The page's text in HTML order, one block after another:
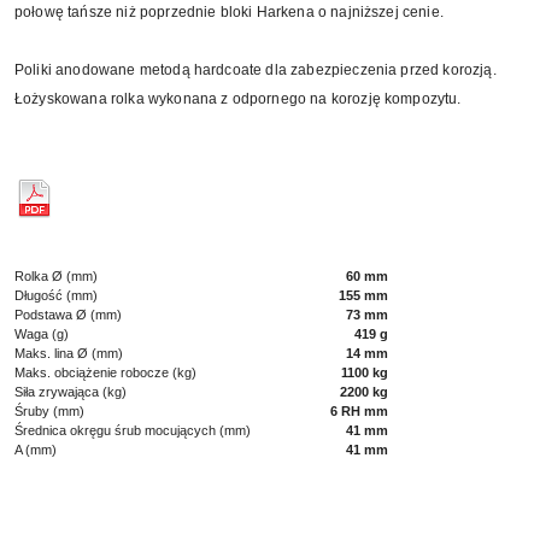
połowę tańsze niż poprzednie bloki Harkena o najniższej cenie.
Poliki anodowane metodą hardcoate dla zabezpieczenia przed korozją.
Łożyskowana rolka wykonana z odpornego na korozję kompozytu.
Rolka Ø (mm)
60 mm
Długość (mm)
155 mm
Podstawa Ø (mm)
73 mm
Waga (g)
419 g
Maks. lina Ø (mm)
14 mm
Maks. obciążenie robocze (kg)
1100 kg
Siła zrywająca (kg)
2200 kg
Śruby (mm)
6 RH mm
Średnica okręgu śrub mocujących (mm)
41 mm
A (mm)
41 mm